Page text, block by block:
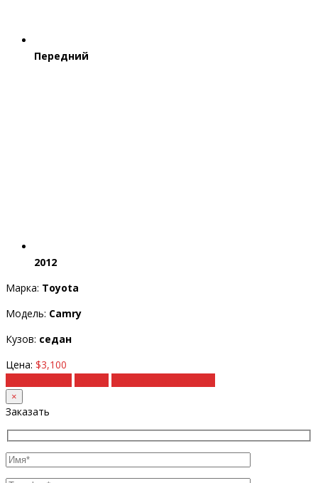
Передний
2012
Марка: Toyota
Модель: Camry
Кузов: седан
Цена: $3,100
×
Заказать